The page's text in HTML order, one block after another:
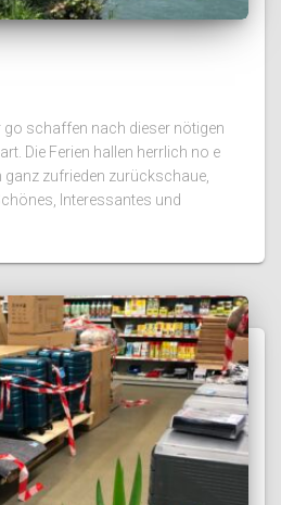
go schaffen nach dieser nötigen
Die Ferien hallen herrlich no e
ganz zufrieden zurückschaue,
Interessantes und